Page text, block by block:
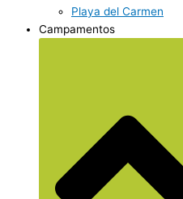
Playa del Carmen
Campamentos